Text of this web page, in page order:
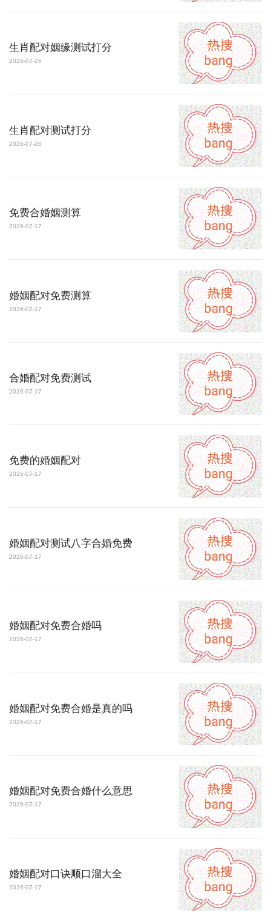
生肖配对姻缘测试打分
2026-07-26
生肖配对测试打分
2026-07-26
免费合婚姻测算
2026-07-17
婚姻配对免费测算
2026-07-17
合婚配对免费测试
2026-07-17
免费的婚姻配对
2026-07-17
婚姻配对测试八字合婚免费
2026-07-17
婚姻配对免费合婚吗
2026-07-17
婚姻配对免费合婚是真的吗
2026-07-17
婚姻配对免费合婚什么意思
2026-07-17
婚姻配对口诀顺口溜大全
2026-07-17